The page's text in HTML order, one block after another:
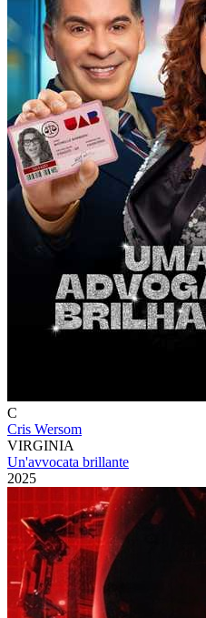
C
Cris Wersom
VIRGINIA
Un'avvocata brillante
2025